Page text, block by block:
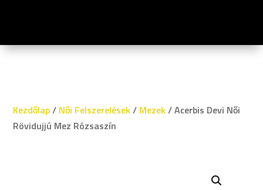
Kezdőlap/ Női Felszerelések/ Mezek/ Acerbis Devi Női
Rövidujjú Mez Rózsaszín